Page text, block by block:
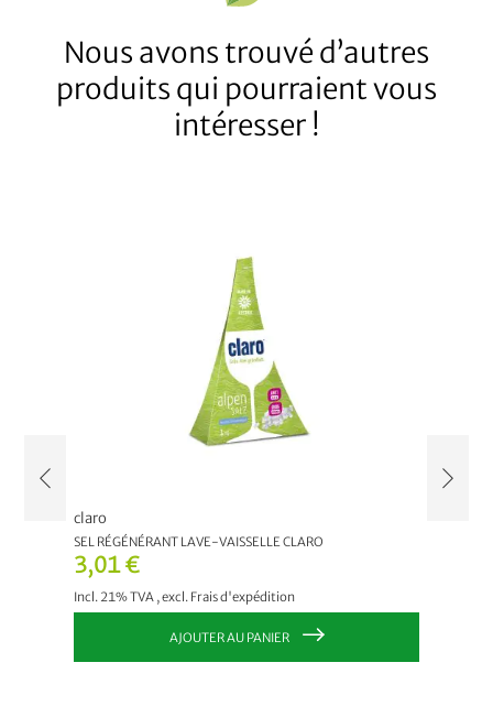
Nous avons trouvé d’autres
produits qui pourraient vous
intéresser !
3,01 €
Incl. 21% TVA ,excl. Frais d'expédition
claro
SEL RÉGÉNÉRANT LAVE-VAISSELLE CLARO
AJOUTER AU PANIER